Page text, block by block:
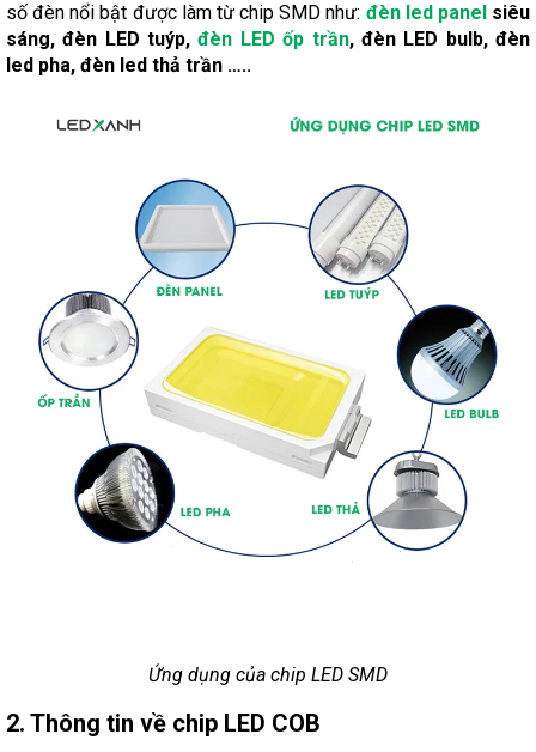
số đèn nổi bật được làm từ chip SMD như: đèn led panel siêu
sáng, đèn LED tuýp,đèn LED ốp trần, đèn LED bulb, đèn
led pha, đèn led thả trần …..
Ứng dụng của chip LED SMD
2. Thông tin về chip LED COB